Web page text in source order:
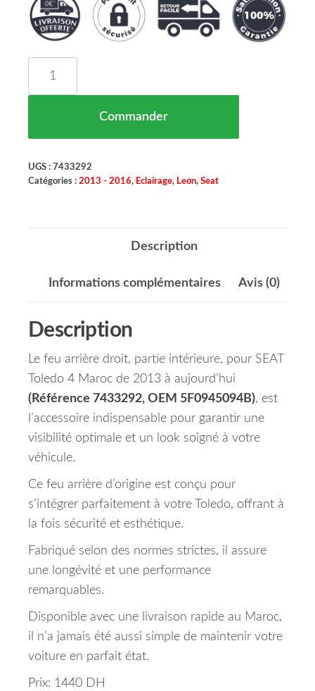
Commander
UGS : 7433292
Catégories : 2013 - 2016, Eclairage, Leon, Seat
Description
Informations complémentaires Avis (0)
Description
Le feu arrière droit, partie intérieure, pour SEAT
Toledo 4 Maroc de 2013 à aujourd’hui
(Référence 7433292, OEM 5F0945094B), est
l’accessoire indispensable pour garantir une
visibilité optimale et un look soigné à votre
véhicule.
Ce feu arrière d’origine est conçu pour
s’intégrer parfaitement à votre Toledo, offrant à
la fois sécurité et esthétique.
Fabriqué selon des normes strictes, il assure
une longévité et une performance
remarquables.
Disponible avec une livraison rapide au Maroc,
il n’a jamais été aussi simple de maintenir votre
voiture en parfait état.
Prix: 1440 DH